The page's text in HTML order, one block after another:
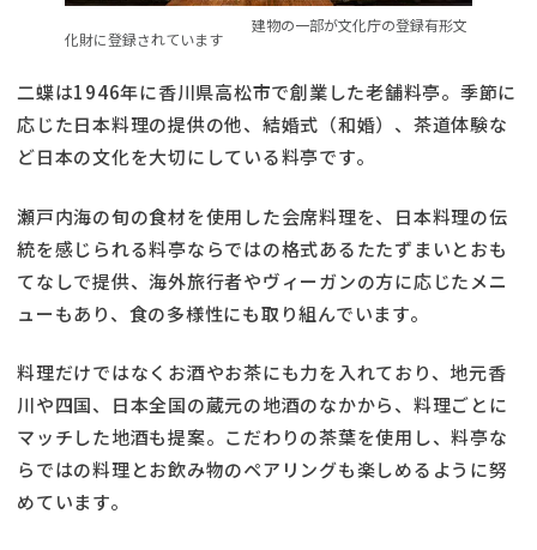
建物の一部が文化庁の登録有形文
化財に登録されています
二蝶は1946年に香川県高松市で創業した老舗料亭。季節に
応じた日本料理の提供の他、結婚式（和婚）、茶道体験な
ど日本の文化を大切にしている料亭です。
瀬戸内海の旬の食材を使用した会席料理を、日本料理の伝
統を感じられる料亭ならではの格式あるたたずまいとおも
てなしで提供、海外旅行者やヴィーガンの方に応じたメニ
ューもあり、食の多様性にも取り組んでいます。
料理だけではなくお酒やお茶にも力を入れており、地元香
川や四国、日本全国の蔵元の地酒のなかから、料理ごとに
マッチした地酒も提案。こだわりの茶葉を使用し、料亭な
らではの料理とお飲み物のペアリングも楽しめるように努
めています。